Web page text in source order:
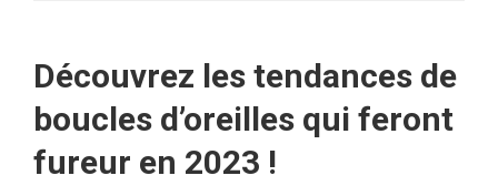
Découvrez les tendances de
boucles d’oreilles qui feront
fureur en 2023 !